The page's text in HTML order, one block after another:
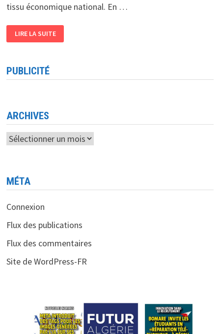
tissu économique national. En …
FONDS
ALGÉRIEN
UN
ACTEUR
POUR
LES
PME
LIRE LA SUITE
PUBLICITÉ
ARCHIVES
Archives
MÉTA
Connexion
Flux des publications
Flux des commentaires
Site de WordPress-FR